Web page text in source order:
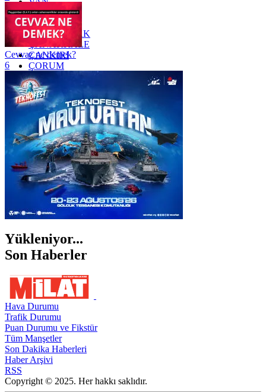
YALOVA
YOZGAT
ZONGULDAK
ÇANAKKALE
ÇANKIRI
ÇORUM
İSTANBUL
İZMİR
ŞANLIURFA
ŞIRNAK
Cevvaz ne demek?
6
Yükleniyor...
Son Haberler
Hava Durumu
Trafik Durumu
Puan Durumu ve Fikstür
Tüm Manşetler
Son Dakika Haberleri
Haber Arşivi
RSS
Copyright © 2025. Her hakkı saklıdır.